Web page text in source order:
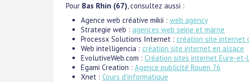
Pour Bas Rhin (67) , consultez aussi :
Agence web créative mikii : web agency
Strategie web : agences web seine et marne
Processx Solutions Internet : création site internet
Web intelligencia : création site internet en alsace
EvolutiveWeb.com : Création sites internet Eure-et-
Egami Creation : Agence publicité Rouen 76
Xnet : Cours d'informatique